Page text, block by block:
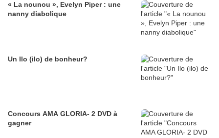
« La nounou », Evelyn Piper : une
nanny diabolique
Un Ilo (ilo) de bonheur?
Concours AMA GLORIA- 2 DVD à
gagner